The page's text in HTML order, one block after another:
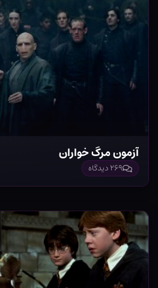
آزمون مرگ خواران
۲۶۹ دیدگاه